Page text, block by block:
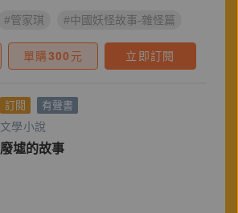
#管家琪 #中國妖怪故事-雜怪篇
單購300 元 立即訂閱
訂閱 有聲書
文學小說
廢墟的故事